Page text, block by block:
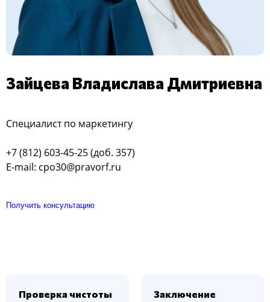
Зайцева Владислава Дмитриевна
Специалист по маркетингу
+7 (812) 603-45-25 (доб. 357)
E-mail: cpo30@pravorf.ru
Получить консультацию
Проверка чистоты
Заключение